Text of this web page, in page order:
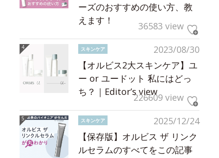
ーズのおすすめの使い方、教
えます！
36583 view
2023/08/30
スキンケア
【オルビス2大スキンケア】ユ
ー or ユードット 私にはどっ
ち？｜Editor’s view226609 view
2025/12/24
スキンケア
【保存版】オルビス ザ リンク
ルセラムのすべてをこの記事